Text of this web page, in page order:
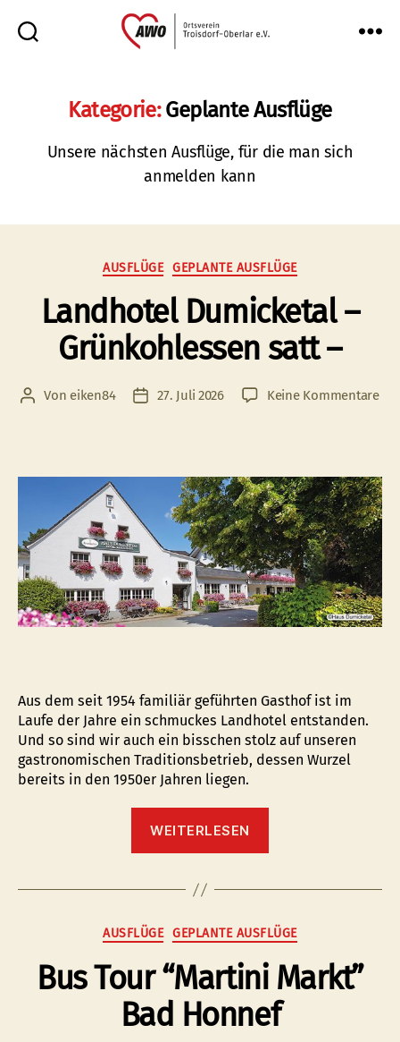
e.V.
Kategorie: Geplante Ausflüge
Unsere nächsten Ausflüge, für die man sich
anmelden kann
Kategorien
AUSFLÜGE GEPLANTE AUSFLÜGE
Landhotel Dumicketal –
Grünkohlessen satt –
Beitragsautor
Von eiken84 Veröffentlichungsdatum
27. Juli 2026 Keine Kommentarezu
satt
–
Aus dem seit 1954 familiär geführten Gasthof ist im
Laufe der Jahre ein schmuckes Landhotel entstanden.
Und so sind wir auch ein bisschen stolz auf unseren
gastronomischen Traditionsbetrieb, dessen Wurzel
bereits in den 1950er Jahren liegen.
WEITERLESEN
–”
Kategorien
AUSFLÜGE GEPLANTE AUSFLÜGE
Bus Tour “Martini Markt”
Bad Honnef